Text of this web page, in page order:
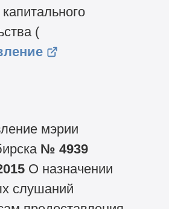
(
мэрии
№ 4939
О назначении
слушаний